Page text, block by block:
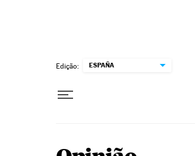
Edição: ESPAÑA